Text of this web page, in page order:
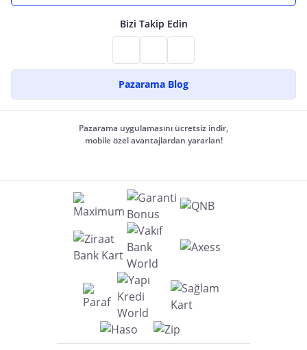
Bizi Takip Edin
Pazarama Blog
Pazarama uygulamasını ücretsiz indir,
mobile özel avantajlardan yararlan!